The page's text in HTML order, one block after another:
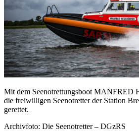
Mit dem Seenotrettungsboot MANFRED
die freiwilligen Seenotretter der Station
gerettet.
Archivfoto: Die Seenotretter – DGzRS